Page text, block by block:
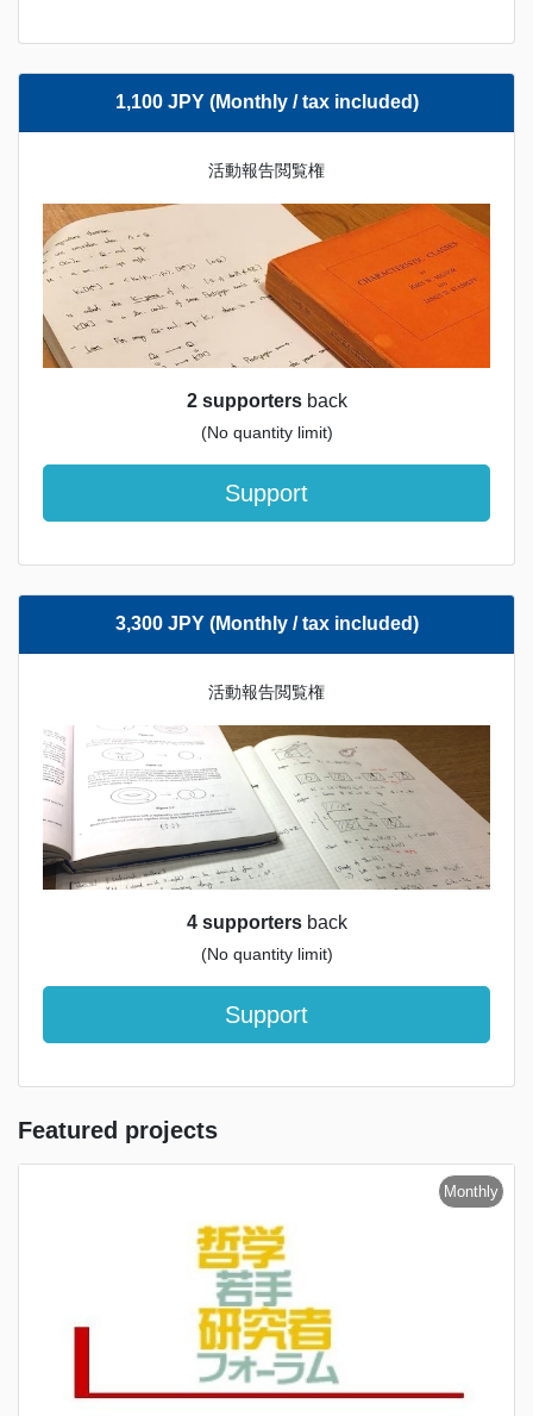
1,100 JPY (Monthly / tax included)
活動報告閲覧権
2 supportersback
(No quantity limit)
Support
3,300 JPY (Monthly / tax included)
活動報告閲覧権
4 supportersback
(No quantity limit)
Support
Featured projects